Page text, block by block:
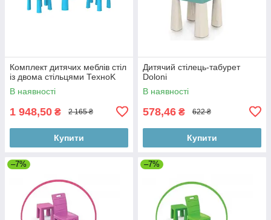
Комплект дитячих меблів стіл
із двома стільцями ТехноK
В наявності
1 948,50 ₴ 2 165 ₴
Купити
Дитячий стілець-табурет
Doloni
В наявності
578,46 ₴ 622 ₴
Купити
–7% –7%